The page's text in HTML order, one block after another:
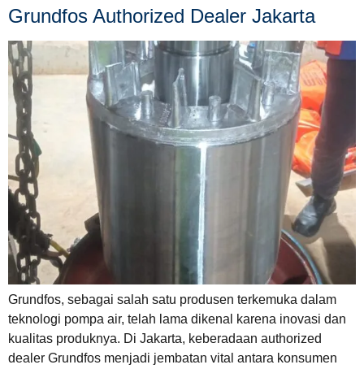
Grundfos Authorized Dealer Jakarta
Grundfos, sebagai salah satu produsen terkemuka dalam
teknologi pompa air, telah lama dikenal karena inovasi dan
kualitas produknya. Di Jakarta, keberadaan authorized
dealer Grundfos menjadi jembatan vital antara konsumen